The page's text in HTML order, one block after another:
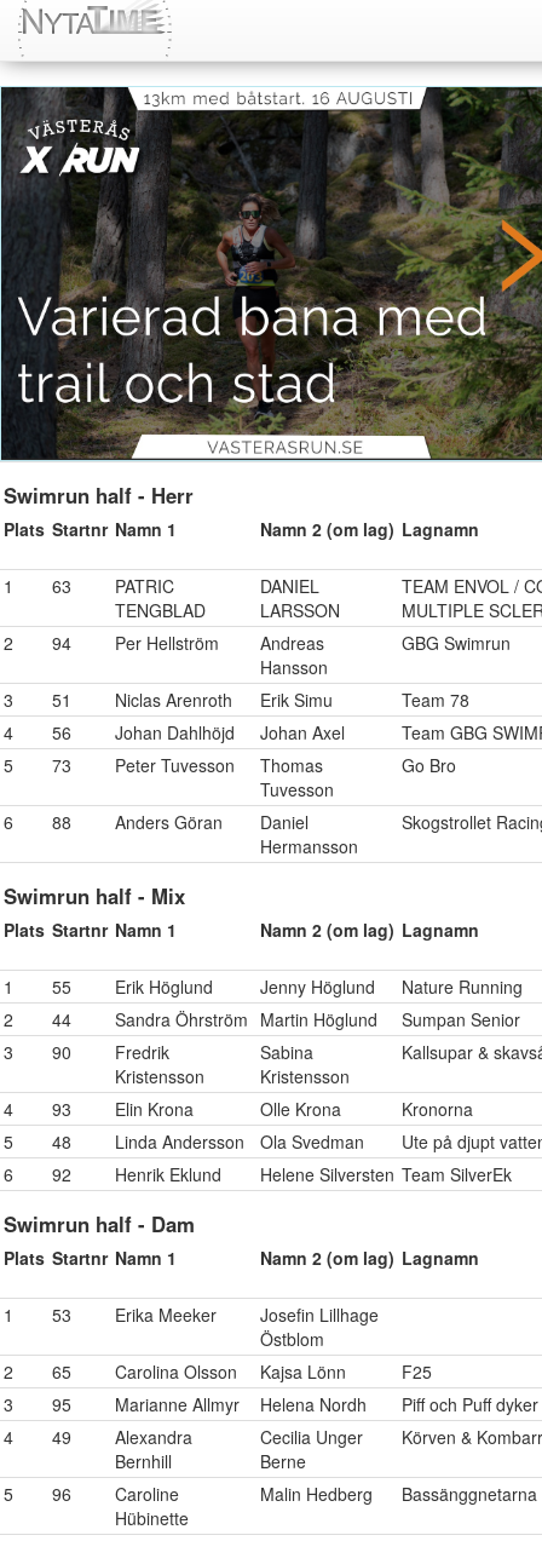
Swimrun half - Herr
Plats Startnr Namn 1 Namn 2 (om lag) Lagnamn
1 63
PATRIC
TENGBLAD
DANIEL
LARSSON
TEAM ENVOL /
MULTIPLE
2
94 Per Hellström
Andreas
Hansson
GBG Swimrun
3 51 Niclas Arenroth Erik Simu
Team 78
4
56 Johan Dahlhöjd Johan Axel
Team GBG
5
73 Peter Tuvesson
Thomas
Tuvesson
Go Bro
6 88 Anders Göran
Daniel
Hermansson
Skogstrollet
Swimrun half - Mix
Plats Startnr Namn 1 Namn 2 (om lag) Lagnamn
1 55 Erik Höglund Jenny Höglund
Nature Running
2
44 Sandra Öhrström Martin Höglund
Sumpan Senior
3
90
Fredrik
Kristensson
Sabina
Kristensson
Kallsupar &
4 93 Elin Krona Olle Krona
Kronorna
5
48 Linda Andersson Ola Svedman
Ute på djupt
6
92 Henrik Eklund Helene Silversten Team SilverEk
Swimrun half - Dam
Plats Startnr Namn 1 Namn 2 (om lag) Lagnamn
1 53 Erika Meeker
Josefin Lillhage
Östblom
2
65 Carolina Olsson Kajsa Lönn
F25
3
95 Marianne Allmyr Helena Nordh
Piff och Puff
4
49
Alexandra
Bernhill
Cecilia Unger
Berne
Körven &
5 96
Caroline
Hübinette
Malin Hedberg Bassänggnetarna